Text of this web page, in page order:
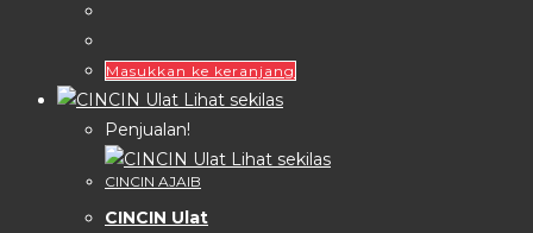
Masukkan ke keranjang
Lihat sekilas
Penjualan!
Lihat sekilas
CINCIN AJAIB
CINCIN Ulat